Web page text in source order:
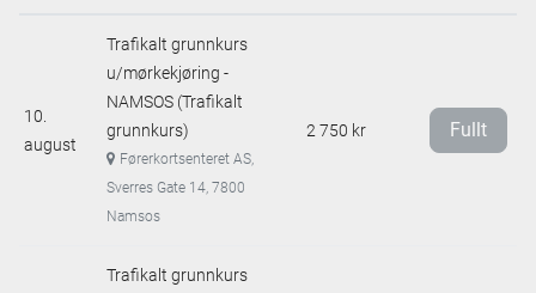
10.
august
Trafikalt grunnkurs
u/mørkekjøring -
NAMSOS (Trafikalt
grunnkurs)
Førerkortsenteret AS,
Sverres Gate 14, 7800
Namsos
2 750 kr Fullt
Trafikalt grunnkurs